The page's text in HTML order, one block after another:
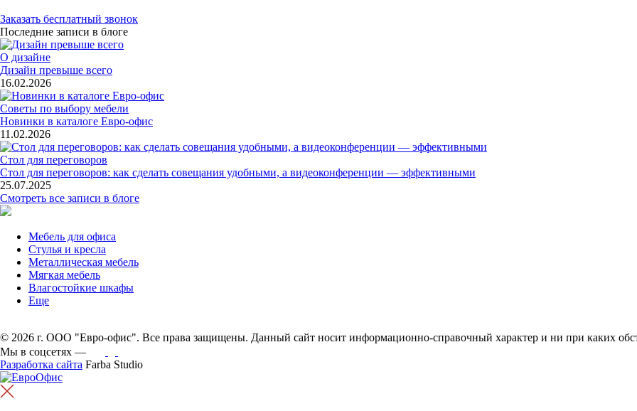
Заказать бесплатный звонок
Последние записи в блоге
О дизайне
Дизайн превыше всего
16.02.2026
Советы по выбору мебели
Новинки в каталоге Евро-офис
11.02.2026
Стол для переговоров
Стол для переговоров: как сделать совещания удобными, а видеоконференции — эффективными
25.07.2025
Смотреть все записи в блоге
Мебель для офиса
Стулья и кресла
Металлическая мебель
Мягкая мебель
Влагостойкие шкафы
Еще
© 2026 г. ООО "Евро-офис". Все права защищены. Данный сайт носит информационно-справочный характер и ни при каких
Мы в соцсетях —
Разработка сайта Farba Studio